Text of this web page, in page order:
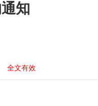
知
全文有效